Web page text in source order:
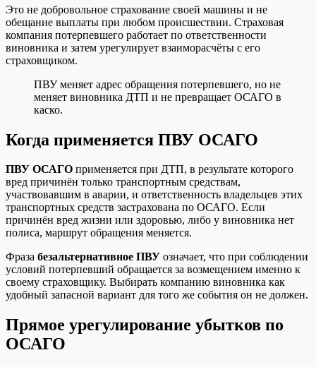
Это не добровольное страхование своей машины и не
обещание выплаты при любом происшествии. Страховая
компания потерпевшего работает по ответственности
виновника и затем урегулирует взаиморасчёты с его
страховщиком.
ПВУ меняет адрес обращения потерпевшего, но не
меняет виновника ДТП и не превращает ОСАГО в
каско.
Когда применяется ПВУ ОСАГО
ПВУ ОСАГО применяется при ДТП, в результате которого
вред причинён только транспортным средствам,
участвовавшим в аварии, и ответственность владельцев этих
транспортных средств застрахована по ОСАГО. Если
причинён вред жизни или здоровью, либо у виновника нет
полиса, маршрут обращения меняется.
Фраза безальтернативное ПВУ означает, что при соблюдении
условий потерпевший обращается за возмещением именно к
своему страховщику. Выбирать компанию виновника как
удобный запасной вариант для того же события он не должен.
Прямое урегулирование убытков по
ОСАГО